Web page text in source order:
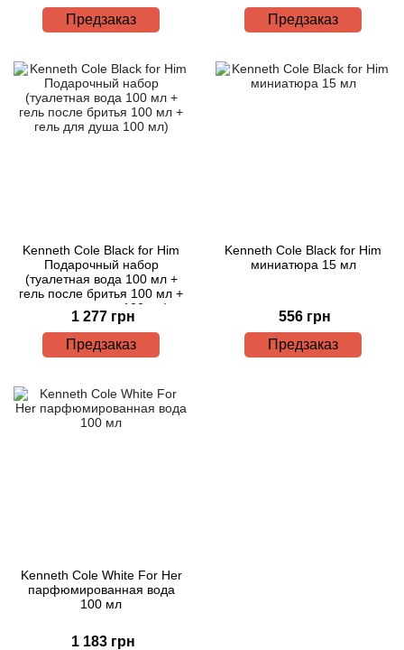
Предзаказ
Предзаказ
Kenneth Cole Black for Him
Подарочный набор
(туалетная вода 100 мл +
гель после бритья 100 мл +
гель для душа 100 мл)
1 277 грн
Предзаказ
Kenneth Cole Black for Him
миниатюра 15 мл
556 грн
Предзаказ
Kenneth Cole White For Her
парфюмированная вода
100 мл
1 183 грн